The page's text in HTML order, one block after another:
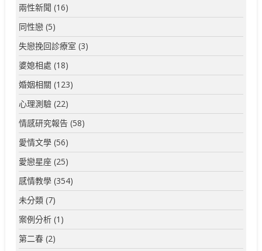
兩性新聞 (16)
同性戀 (5)
失戀挽回診療室 (3)
婆媳相處 (18)
婚姻相關 (123)
心理測驗 (22)
情感研究報告 (58)
愛情文學 (56)
愛戀星座 (25)
感情教學 (354)
未分類 (7)
案例分析 (1)
第二春 (2)